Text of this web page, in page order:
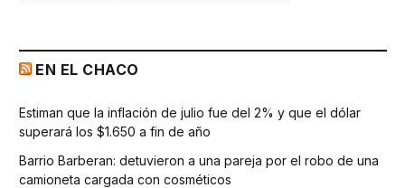
EN EL CHACO
Estiman que la inflación de julio fue del 2% y que el dólar
superará los $1.650 a fin de año
Barrio Barberan: detuvieron a una pareja por el robo de una
camioneta cargada con cosméticos